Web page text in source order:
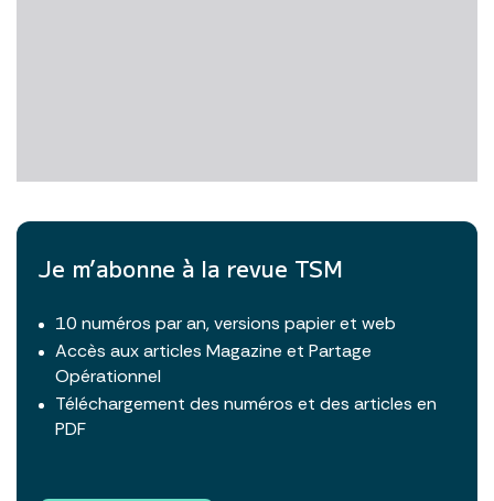
Je m’abonne à la revue TSM
10 numéros par an, versions papier et web
Accès aux articles Magazine et Partage
Opérationnel
Téléchargement des numéros et des articles en
PDF